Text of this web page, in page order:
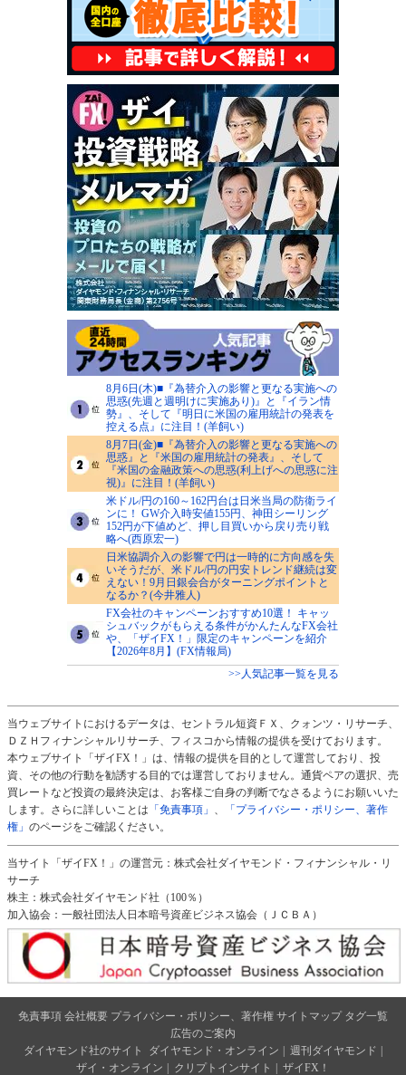
8月6日(木)■『為替介入の影響と更なる実施への
思惑(先週と週明けに実施あり)』と『イラン情
勢』、そして『明日に米国の雇用統計の発表を
控える点』に注目！(羊飼い)
8月7日(金)■『為替介入の影響と更なる実施への
思惑』と『米国の雇用統計の発表』、そして
『米国の金融政策への思惑(利上げへの思惑に注
視)』に注目！(羊飼い)
米ドル/円の160～162円台は日米当局の防衛ライ
ンに！ GW介入時安値155円、神田シーリング
152円が下値めど、押し目買いから戻り売り戦
略へ(西原宏一)
日米協調介入の影響で円は一時的に方向感を失
いそうだが、米ドル/円の円安トレンド継続は変
えない！9月日銀会合がターニングポイントと
なるか？(今井雅人)
FX会社のキャンペーンおすすめ10選！ キャッ
シュバックがもらえる条件がかんたんなFX会社
や、「ザイFX！」限定のキャンペーンを紹介
【2026年8月】(FX情報局)
>>人気記事一覧を見る
当ウェブサイトにおけるデータは、セントラル短資ＦＸ、クォンツ・リサーチ、
ＤＺＨフィナンシャルリサーチ、フィスコから情報の提供を受けております。
本ウェブサイト「ザイFX！」は、情報の提供を目的として運営しており、投
資、その他の行動を勧誘する目的では運営しておりません。通貨ペアの選択、売
買レートなど投資の最終決定は、お客様ご自身の判断でなさるようにお願いいた
します。さらに詳しいことは 「免責事項」 、
「プライバシー・ポリシー、著作
権」 のページをご確認ください。
当サイト「ザイFX！」の運営元：株式会社ダイヤモンド・フィナンシャル・リ
サーチ
株主：株式会社ダイヤモンド社（100％）
加入協会：一般社団法人日本暗号資産ビジネス協会（ＪＣＢＡ）
免責事項 会社概要 プライバシー・ポリシー、著作権 サイトマップ タグ一覧
広告のご案内
ダイヤモンド社のサイト
ダイヤモンド・オンライン 週刊ダイヤモンド
ザイ・オンライン
クリプトインサイト ザイFX！